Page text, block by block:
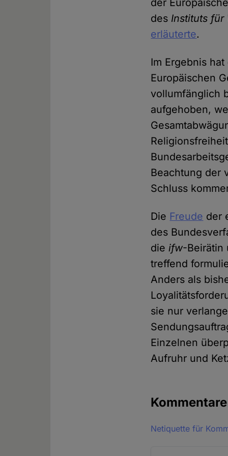
der
des Instituts für
erläuterte.
Im Ergebnis
Europäischen
vollumfänglich
aufgehoben,
Beachtung der
Schluss
Die Freude der
des
dieifw-Beirätin
treffend
Anders als
sie nur
Einzelnen
Aufruhr und
Kommentare
Netiquette für